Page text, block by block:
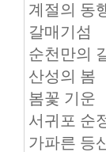
계절의 동
갈매기섬
순천만의
산성의 봄
봄꽃 기운
서귀포 순
가파른 등